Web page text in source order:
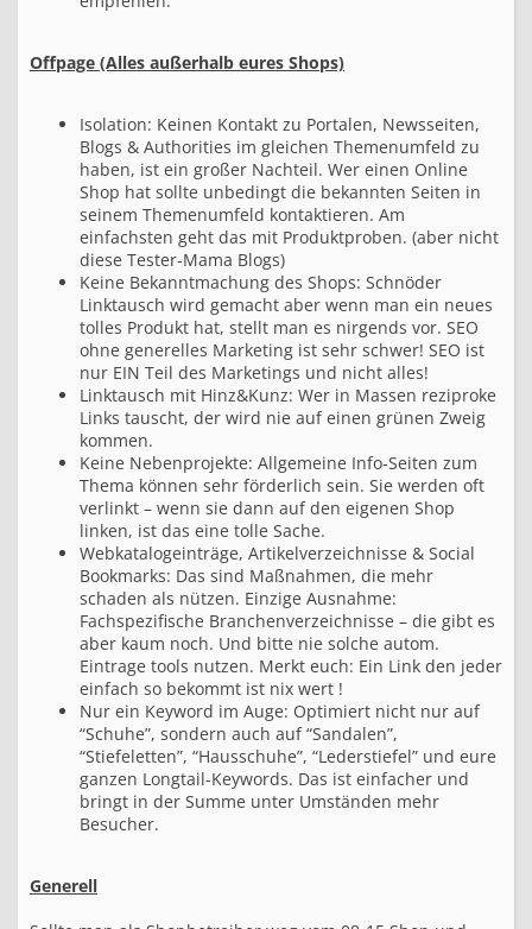
Offpage (Alles außerhalb eures Shops)
Isolation: Keinen Kontakt zu Portalen, Newsseiten,
Blogs & Authorities im gleichen Themenumfeld zu
haben, ist ein großer Nachteil. Wer einen Online
Shop hat sollte unbedingt die bekannten Seiten in
seinem Themenumfeld kontaktieren. Am
einfachsten geht das mit Produktproben. (aber nicht
diese Tester-Mama Blogs)
Keine Bekanntmachung des Shops: Schnöder
Linktausch wird gemacht aber wenn man ein neues
tolles Produkt hat, stellt man es nirgends vor. SEO
ohne generelles Marketing ist sehr schwer! SEO ist
nur EIN Teil des Marketings und nicht alles!
Linktausch mit Hinz&Kunz: Wer in Massen reziproke
Links tauscht, der wird nie auf einen grünen Zweig
kommen.
Keine Nebenprojekte: Allgemeine Info-Seiten zum
Thema können sehr förderlich sein. Sie werden oft
verlinkt – wenn sie dann auf den eigenen Shop
linken, ist das eine tolle Sache.
Webkatalogeinträge, Artikelverzeichnisse & Social
Bookmarks: Das sind Maßnahmen, die mehr
schaden als nützen. Einzige Ausnahme:
Fachspezifische Branchenverzeichnisse – die gibt es
aber kaum noch. Und bitte nie solche autom.
Eintrage tools nutzen. Merkt euch: Ein Link den jeder
einfach so bekommt ist nix wert !
Nur ein Keyword im Auge: Optimiert nicht nur auf
“Schuhe”, sondern auch auf “Sandalen”,
“Stiefeletten”, “Hausschuhe”, “Lederstiefel” und eure
ganzen Longtail-Keywords. Das ist einfacher und
bringt in der Summe unter Umständen mehr
Besucher.
Generell